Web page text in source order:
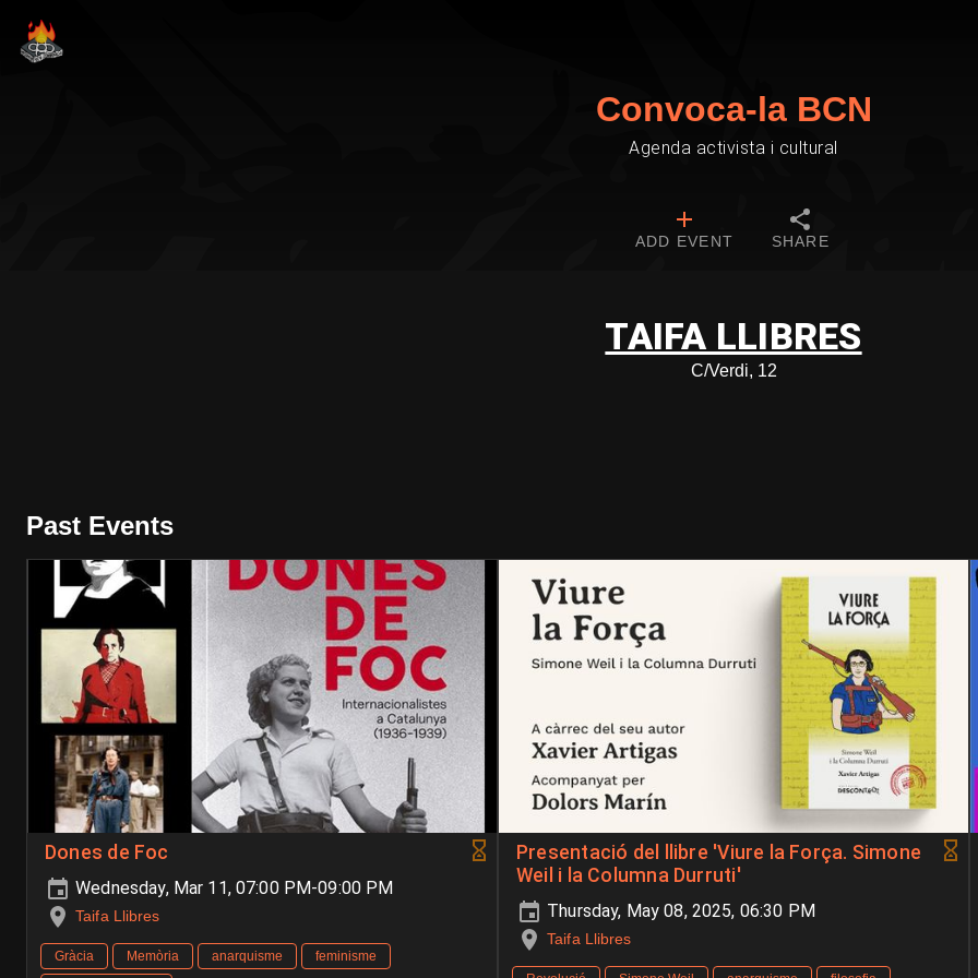
Convoca-la BCN
Agenda activista i cultural
ADD EVENT SHARE
TAIFA LLIBRES
C/Verdi, 12
Past Events
Dones de Foc
Wednesday, Mar 11, 07:00 PM-09:00 PM
Taifa Llibres
Gràcia Memòria anarquisme feminisme
Presentació del llibre 'Viure la Força. Simone
Weil i la Columna Durruti'
Thursday, May 08, 2025, 06:30 PM
Taifa Llibres